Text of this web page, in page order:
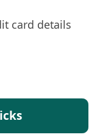
card details